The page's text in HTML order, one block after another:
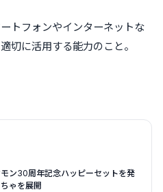
トフォンやインターネットな
切に活用する能力のこと。
ン30周年記念ハッピーセットを発
ゃを展開